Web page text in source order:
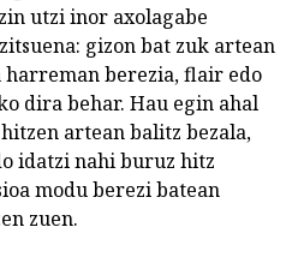
utzi inor axolagabe
gizon bat zuk artean
berezia, flair edo
dira behar. Hau egin ahal
artean balitz bezala,
idatzi nahi buruz hitz
modu berezi batean
zuen.